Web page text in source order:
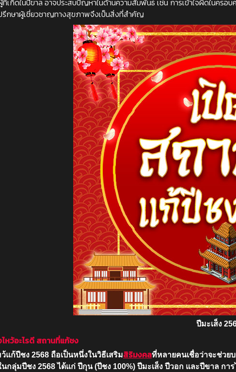
ที่เกิดในปีขาล อาจประสบปัญหาในด้านความสัมพันธ์ เช่น การเข้าใจผิดในคร
รึกษาผู้เชี่ยวชาญทางสุขภาพจึงเป็นสิ่งที่สำคัญ
ปีมะเส็ง
หว้อะไรดี สถานที่แก้ชง
แก้ปีชง 2568 ถือเป็นหนึ่งในวิธีเสริมสิริมงคลที่หลายคนเชื่อว่าจะช่วย
นกลุ่มปีชง 2568 ได้แก่ ปีกุน (ปีชง 100%) ปีมะเส็ง ปีวอก และปีขาล กา